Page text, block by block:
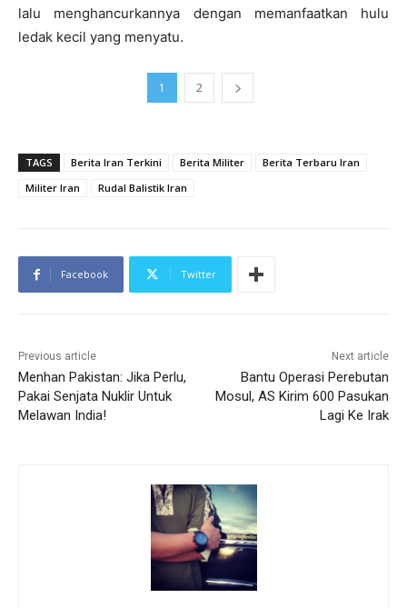
lalu menghancurkannya dengan memanfaatkan hulu
ledak kecil yang menyatu.
1 2
TAGS Berita Iran Terkini Berita Militer
Berita Terbaru Iran
Militer Iran
Rudal Balistik Iran
Facebook Twitter
Previous article
Menhan Pakistan: Jika Perlu,
Pakai Senjata Nuklir Untuk
Melawan India!
Next article
Bantu Operasi Perebutan
Mosul, AS Kirim 600 Pasukan
Lagi Ke Irak